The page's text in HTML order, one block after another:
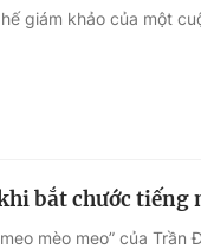
Giải sao mai
giám khảo của một
bắt chước tiếng
mèo meo” của Trần